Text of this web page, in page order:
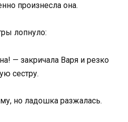
произнесла она.
лопнуло:
— закричала Варя и резко
сестру.
но ладошка разжалась.